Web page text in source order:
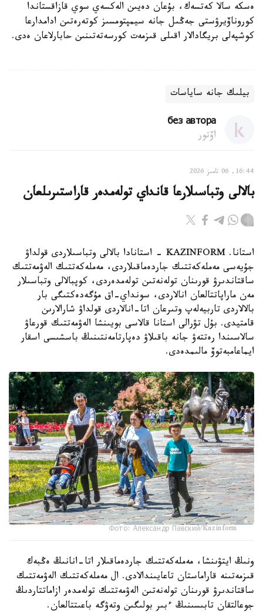
ەسكە سالا كەتسەك، بۇعان دەيىن الەكسەي سوي قازاقستاندا
كوروناۆيرۋستى جەڭىل جانە سيمپتومسىز كوتەرەتىن ادامدارعا
كوشپەلى بريگادالار اقىلى قىزمەت كورسەتەتىنىن حابارلاعان ەدى.
بيلىك جانە ساياسات
без автора
اۆتور
16:44, 06 تامىز 2026
بالالى وتباسىلارعا قانداي تولەمدەر قاراستىرىلعان
استانا. KAZINFORM - استانادا بالالى وتباسىلاردى قولداۋ
جۇيەسى مەملەكەتتىك جاردەماقىلاردى، مەملەكەتتىك الەۋمەتتىك
ساقتاندىرۋ قورىنان تولەنەتىن تولەمدەردى، كوپبالالى وتباسىلار
مەن ماراپاتتالعان انالاردى، سونداي-اق مۇگەدەكتىگى بار
بالالاردى تاربيەلەپ وتىرعان اتا-انالاردى قولداۋ شارالارىن
قامتيدى. بۇل تۋرالى استانا قالاسى بويىنشا الەۋمەتتىك قورعاۋ
سالاسىندا رەتتەۋ جانە باقىلاۋ دەپارتامەنتىنىڭ باسشىسى اسقار
ايماعامبەتوۆ مالىمدەدى.
Фото: Александр Павский/Kazinform
ونىڭ ايتۋىنشا، مەملەكەتتىك جاردەماقىلار اتا-انانىڭ ەڭبەك
قىزمەتىنە قاراماستان تاعايىندالادى. ال مەملەكەتتىك الەۋمەتتىك
ساقتاندىرۋ قورىنان تولەنەتىن الەۋمەتتىك تولەمدەر ازاماتتاردىڭ
جوعالتقان تابىسىنىڭ ءبىر بولىگىن وتەۋگە باعىتتالعان.